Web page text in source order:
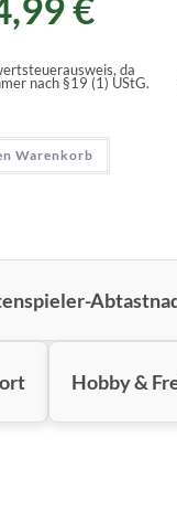
da
nach §19 (1) UStG.
Warenkorb
Hobby &